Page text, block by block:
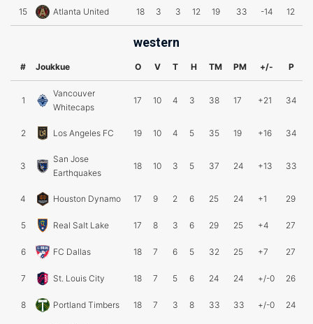
15 Atlanta United 18 3 3 12 19 33 -14 12
western
# Joukkue O V T H TM PM +/- P
1
Vancouver
Whitecaps
17 10 4 3 38 17 +21 34
2 Los Angeles FC 19 10 4 5 35 19 +16 34
3
San Jose
Earthquakes
18 10 3 5 37 24 +13 33
4 Houston Dynamo 17 9 2 6 25 24 +1 29
5 Real Salt Lake 17 8 3 6 29 25 +4 27
6 FC Dallas 18 7 6 5 32 25 +7 27
7 St. Louis City 18 7 5 6 24 24 +/-0 26
8 Portland Timbers 18 7 3 8 33 33 +/-0 24